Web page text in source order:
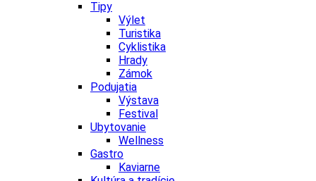
Tipy
Výlet
Turistika
Cyklistika
Hrady
Zámok
Podujatia
Výstava
Festival
Ubytovanie
Wellness
Gastro
Kaviarne